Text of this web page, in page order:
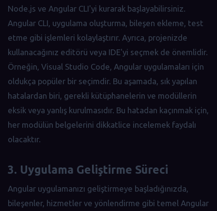
Node.js ve Angular CLI'yi kurarak başlayabilirsiniz.
Angular CLI, uygulama oluşturma, bileşen ekleme, test
etme gibi işlemleri kolaylaştırır. Ayrıca, projenizde
kullanacağınız editörü veya IDE'yi seçmek de önemlidir.
Örneğin, Visual Studio Code, Angular uygulamaları için
oldukça popüler bir seçimdir. Bu aşamada, sık yapılan
hatalardan biri, gerekli kütüphanelerin ve modüllerin
eksik veya yanlış kurulmasıdır. Bu hatadan kaçınmak için,
her modülün belgelerini dikkatlice incelemek faydalı
olacaktır.
3. Uygulama Geliştirme Süreci
Angular uygulamanızı geliştirmeye başladığınızda,
bileşenler, hizmetler ve yönlendirme gibi temel Angular